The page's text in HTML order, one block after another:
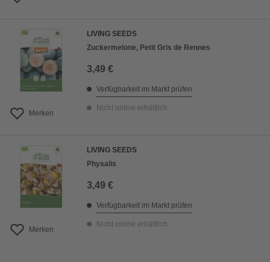
Merken
LIVING SEEDS
Zuckermelone, Petit Gris de Rennes
3,49 €
Verfügbarkeit im Markt prüfen
Nicht online erhältlich
Merken
LIVING SEEDS
Physalis
3,49 €
Verfügbarkeit im Markt prüfen
Nicht online erhältlich